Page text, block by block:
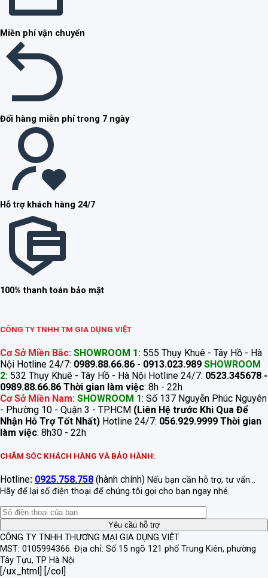
Miễn phí vận chuyển
Đổi hàng miễn phí trong 7 ngày
Hỗ trợ khách hàng 24/7
100% thanh toán bảo mật
CÔNG TY TNHH TM GIA DỤNG VIỆT
Cơ Sở Miền Bắc: SHOWROOM 1: 555 Thụy Khuê - Tây Hồ - Hà
Nội Hotline 24/7: 0989.88.66.86 - 0913.023.989 SHOWROOM
2: 532 Thụy Khuê - Tây Hồ - Hà Nội Hotline 24/7: 0523.345678 -
0989.88.66.86 Thời gian làm việc: 8h - 22h
Cơ Sở Miền Nam: SHOWROOM 1: Số 137 Nguyễn Phúc Nguyên
- Phường 10 - Quận 3 - TP.HCM (Liên Hệ trước Khi Qua Để
Nhận Hỗ Trợ Tốt Nhất) Hotline 24/7: 056.929.9999 Thời gian
làm việc: 8h30 - 22h
CHĂM SÓC KHÁCH HÀNG VÀ BẢO HÀNH:
Hotline: 0925.758.758 (hành chính) Nếu bạn cần hỗ trợ, tư vấn...
Hãy để lại số điện thoại để chúng tôi gọi cho bạn ngay nhé.
CÔNG TY TNHH THƯƠNG MẠI GIA DỤNG VIỆT
MST: 0105994366. Địa chỉ: Số 15 ngõ 121 phố Trung Kiên, phường
Tây Tựu, TP Hà Nội
[/ux_html] [/col]